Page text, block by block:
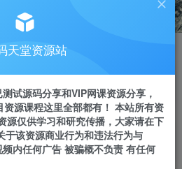
站长招募
推荐
24小时自动赚钱
天堂资源站
试源码分享和VIP网课资源分享，
源课程这里全部都有！ 本站所有资
源仅供学习和研究传播，大家请在下
于该资源商业行为和违法行为与
内任何广告 被骗概不负责 有任何